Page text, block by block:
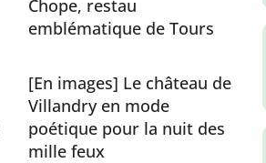
Chope, restau
emblématique de Tours
[En images] Le château de
Villandry en mode
poétique pour la nuit des
mille feux